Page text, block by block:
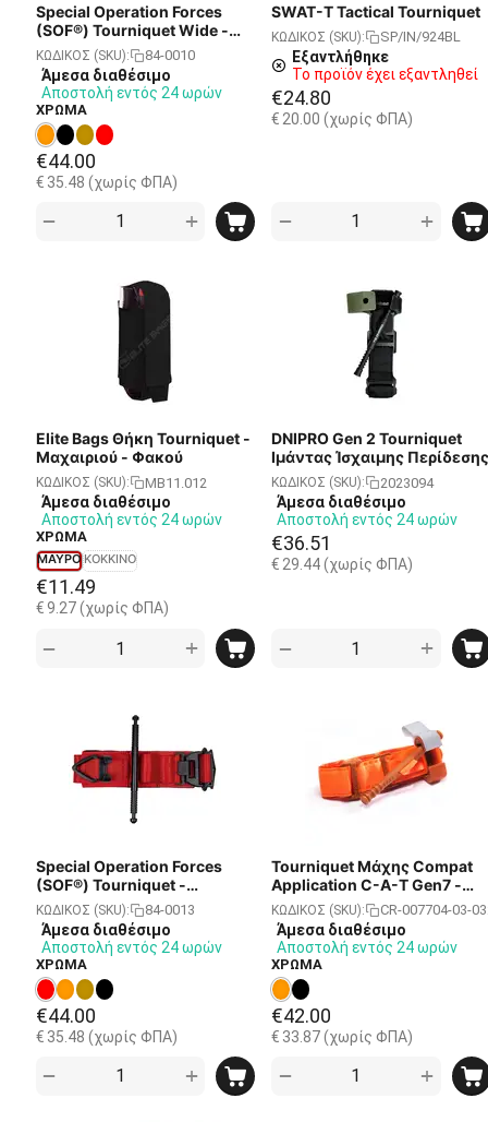
Special Operation Forces
(SOF®) Tourniquet Wide -
Generation 5 - Ιμάντας
Ίσχαιμης Περίδεσης -
ORANGE
ΚΩΔΙΚΟΣ (SKU): 84-0010
Άμεσα διαθέσιμο
Αποστολή εντός 24 ωρών
ΧΡΩΜΑ
€44.00
€ 35.48 (χωρίς ΦΠΑ)
+
−
SWAT-T Tactical Tourniquet
ΚΩΔΙΚΟΣ (SKU): SP/IN/924BL
Εξαντλήθηκε
Το προϊόν έχει εξαντληθεί
€24.80
€ 20.00 (χωρίς ΦΠΑ)
+
−
Elite Bags Θήκη Tourniquet -
Μαχαιριού - Φακού
ΚΩΔΙΚΟΣ (SKU): MB11.012
Άμεσα διαθέσιμο
Αποστολή εντός 24 ωρών
ΧΡΩΜΑ
ΜΑΥΡΟΚΟΚΚΙΝΟ
€11.49
€9.27 (χωρίς ΦΠΑ)
+
−
DNIPRO Gen 2 Tourniquet
Ιμάντας Ίσχαιμης Περίδεσης
ΚΩΔΙΚΟΣ (SKU): 2023094
Άμεσα διαθέσιμο
Αποστολή εντός 24 ωρών
€36.51
€ 29.44(χωρίς ΦΠΑ)
+
−
Special Operation Forces
(SOF®) Tourniquet -
Generation 5 - Ιμάντας
Ίσχαιμης Περίδεσης - RED
CROSS
ΚΩΔΙΚΟΣ (SKU): 84-0013
Άμεσα διαθέσιμο
Αποστολή εντός 24 ωρών
ΧΡΩΜΑ
€44.00
€ 35.48 (χωρίς ΦΠΑ)
+
−
Tourniquet Μάχης Compat
Application C-A-T Gen7 -
Ιμάντας Ίσχαιμης Περίδεσης
- Πορτοκαλί
ΚΩΔΙΚΟΣ (SKU): CR-007704-03-
Άμεσα διαθέσιμο
Αποστολή εντός 24 ωρών
ΧΡΩΜΑ
€42.00
€ 33.87(χωρίς ΦΠΑ)
+
−